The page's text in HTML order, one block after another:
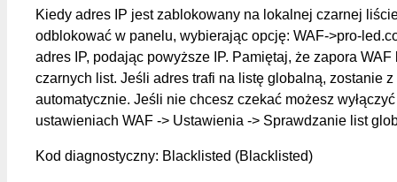
Kiedy adres IP jest zablokowany na lokalnej czarnej
odblokować w panelu, wybierając opcję: WAF->pro-
adres IP, podając powyższe IP. Pamiętaj, że zapora
czarnych list. Jeśli adres trafi na listę globalną, zostanie
automatycznie. Jeśli nie chcesz czekać możesz
ustawieniach WAF -> Ustawienia -> Sprawdzanie list
Kod diagnostyczny: Blacklisted (Blacklisted)